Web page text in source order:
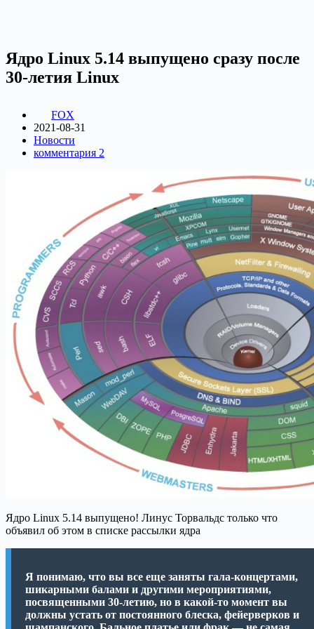
Ядро Linux 5.14 выпущено сразу после
30-летия Linux
FOX
2021-08-31
Новости
комментария 2
Ядро Linux 5.14 выпущено! Линус Торвальдс только что
объявил об этом в списке рассылки ядра
Я понимаю, что вы все еще заняты гала-концертами,
шикарными балами и другими мероприятиями,
посвященными 30-летию, но в какой-то момент вы
должны устать от постоянного блеска, фейерверков и